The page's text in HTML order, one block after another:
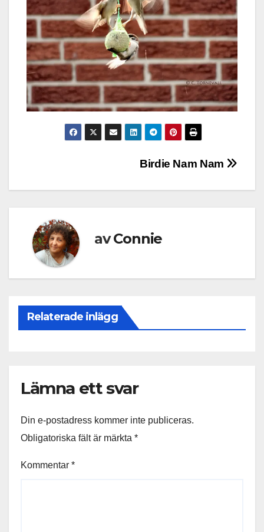
Inläggsnavigering
Birdie Nam Nam
avConnie
Relaterade inlägg
Lämna ett svar
Din e-postadress kommer inte publiceras.
Obligatoriska fält är märkta *
Kommentar *